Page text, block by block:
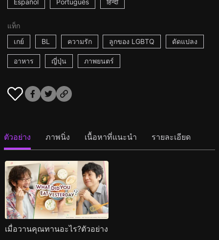
Español Português हिन्दी
แท็ก
เกย์
BL ความรัก ลูกของ LGBTQ ดัดแปลง
อาหาร ญี่ปุ่น ภาพยนตร์
ตัวอย่าง ภาพนิ่ง เนื้อหาที่แนะนำ รายละเอียด
เมื่อวานคุณทานอะไร?ตัวอย่าง